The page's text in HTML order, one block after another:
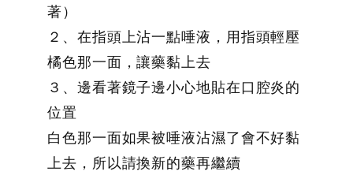
著）
２、在指頭上沾一點唾液，用指頭輕壓
橘色那一面，讓藥黏上去
３、邊看著鏡子邊小心地貼在口腔炎的
位置
白色那一面如果被唾液沾濕了會不好黏
上去，所以請換新的藥再繼續